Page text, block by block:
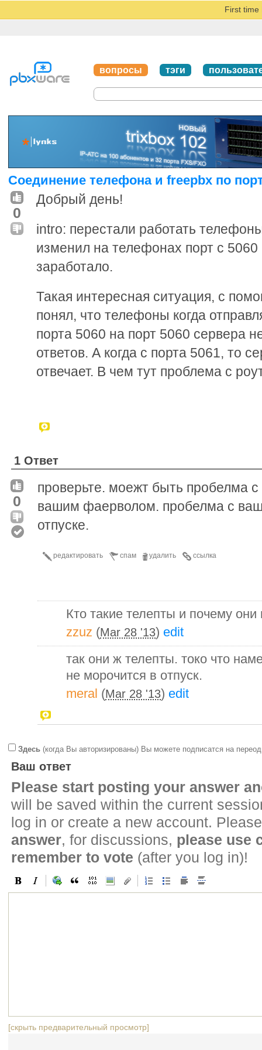
First time
вопросы тэги
Соединение телефона и freepbx по
0
Добрый день!
intro: перестали работать
изменил на телефонах порт с 5060
заработало.
Такая интересная ситуация, с
понял, что телефоны когда
порта 5060 на порт 5060 сервера
ответов. А когда с порта 5061, то
отвечает. В чем тут проблема с
1 Ответ
0
проверьте. моежт быть пробелма
вашим фаерволом. пробелма с
отпуске.
ссылка
удалить
спам
редактировать
Кто такие телепты и почему они
zzuz (Mar 28 '13) edit
так они ж телепты. токо что
не морочится в отпуск.
meral (Mar 28 '13) edit
Здесь (когда Вы авторизированы) Вы можете подписатся на
Ваш ответ
Please start posting your answer
will be saved within the current
log in or create a new account.
answer, for discussions, please use
remember to vote (after you log in)!
[скрыть предварительный просмотр]